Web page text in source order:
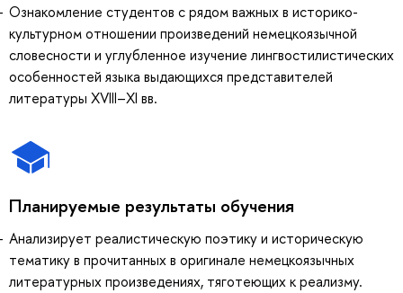
Ознакомление студентов с рядом важных в историко-
культурном отношении произведений немецкоязычной
словесности и углубленное изучение лингвостилистических
особенностей языка выдающихся представителей
литературы XVIII–XI вв.
Планируемые результаты обучения
Анализирует реалистическую поэтику и историческую
тематику в прочитанных в оригинале немецкоязычных
литературных произведениях, тяготеющих к реализму.